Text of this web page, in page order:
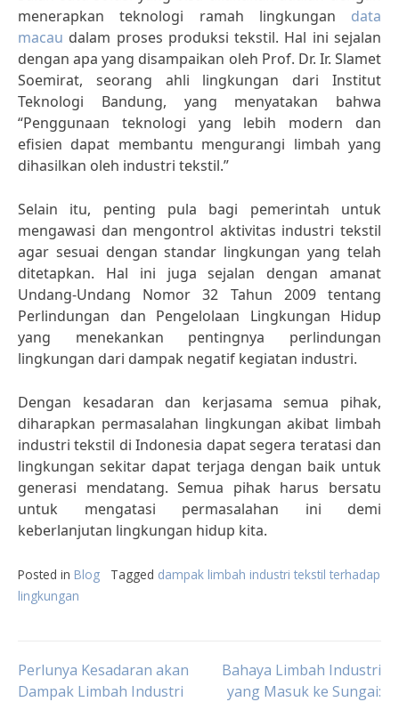
menerapkan teknologi ramah lingkungan data
macau dalam proses produksi tekstil. Hal ini sejalan
dengan apa yang disampaikan oleh Prof. Dr. Ir. Slamet
Soemirat, seorang ahli lingkungan dari Institut
Teknologi Bandung, yang menyatakan bahwa
“Penggunaan teknologi yang lebih modern dan
efisien dapat membantu mengurangi limbah yang
dihasilkan oleh industri tekstil.”
Selain itu, penting pula bagi pemerintah untuk
mengawasi dan mengontrol aktivitas industri tekstil
agar sesuai dengan standar lingkungan yang telah
ditetapkan. Hal ini juga sejalan dengan amanat
Undang-Undang Nomor 32 Tahun 2009 tentang
Perlindungan dan Pengelolaan Lingkungan Hidup
yang menekankan pentingnya perlindungan
lingkungan dari dampak negatif kegiatan industri.
Dengan kesadaran dan kerjasama semua pihak,
diharapkan permasalahan lingkungan akibat limbah
industri tekstil di Indonesia dapat segera teratasi dan
lingkungan sekitar dapat terjaga dengan baik untuk
generasi mendatang. Semua pihak harus bersatu
untuk mengatasi permasalahan ini demi
keberlanjutan lingkungan hidup kita.
Posted in Blog Tagged dampak limbah industri tekstil terhadap
lingkungan
Post
Perlunya Kesadaran akan
Dampak Limbah Industri
Bahaya Limbah Industri
yang Masuk ke Sungai: